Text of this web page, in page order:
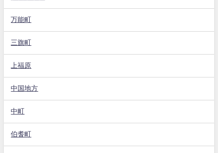
万能町
三旗町
上福原
中国地方
中町
伯耆町